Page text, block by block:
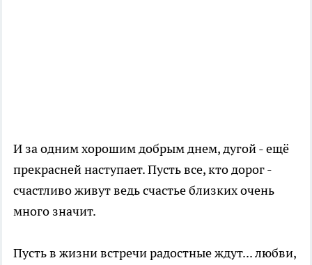
И за одним хорошим добрым днем, дугой - ещё
прекрасней наступает. Пусть все, кто дорог -
счастливо живут ведь счастье близких очень
много значит.
Пусть в жизни встречи радостные ждут... любви,